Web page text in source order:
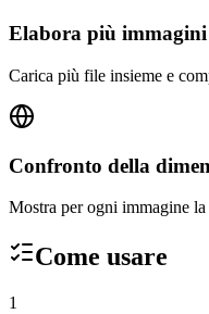
Elabora più immagini
Carica più file insieme e
Confronto della
Mostra per ogni immagine
Come usare
1